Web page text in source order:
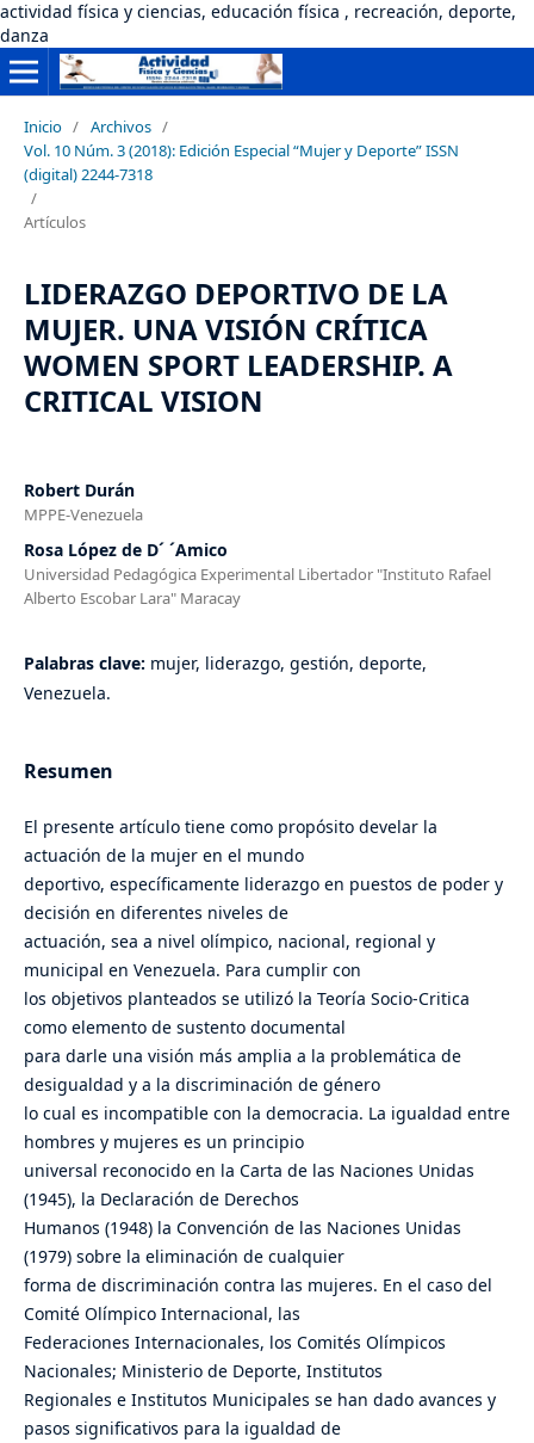
actividad física y ciencias, educación física , recreación, deporte,
danza
Inicio / Archivos /
Vol. 10 Núm. 3 (2018): Edición Especial “Mujer y Deporte” ISSN
(digital) 2244-7318
/
Artículos
LIDERAZGO DEPORTIVO DE LA
MUJER. UNA VISIÓN CRÍTICA
WOMEN SPORT LEADERSHIP. A
CRITICAL VISION
Robert Durán
MPPE-Venezuela
Rosa López de D´ ´Amico
Universidad Pedagógica Experimental Libertador "Instituto Rafael
Alberto Escobar Lara" Maracay
Palabras clave: mujer, liderazgo, gestión, deporte,
Venezuela.
Resumen
El presente artículo tiene como propósito develar la
actuación de la mujer en el mundo
deportivo, específicamente liderazgo en puestos de poder y
decisión en diferentes niveles de
actuación, sea a nivel olímpico, nacional, regional y
municipal en Venezuela. Para cumplir con
los objetivos planteados se utilizó la Teoría Socio-Critica
como elemento de sustento documental
para darle una visión más amplia a la problemática de
desigualdad y a la discriminación de género
lo cual es incompatible con la democracia. La igualdad entre
hombres y mujeres es un principio
universal reconocido en la Carta de las Naciones Unidas
(1945), la Declaración de Derechos
Humanos (1948) la Convención de las Naciones Unidas
(1979) sobre la eliminación de cualquier
forma de discriminación contra las mujeres. En el caso del
Comité Olímpico Internacional, las
Federaciones Internacionales, los Comités Olímpicos
Nacionales; Ministerio de Deporte, Institutos
Regionales e Institutos Municipales se han dado avances y
pasos significativos para la igualdad de